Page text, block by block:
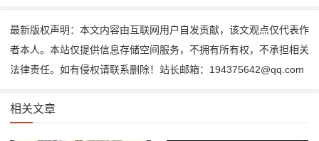
最新版权声明：本文内容由互联网用户自发贡献，该文观点仅代表作
者本人。本站仅提供信息存储空间服务，不拥有所有权，不承担相关
法律责任。如有侵权请联系删除！站长邮箱：194375642@qq.com
相关文章